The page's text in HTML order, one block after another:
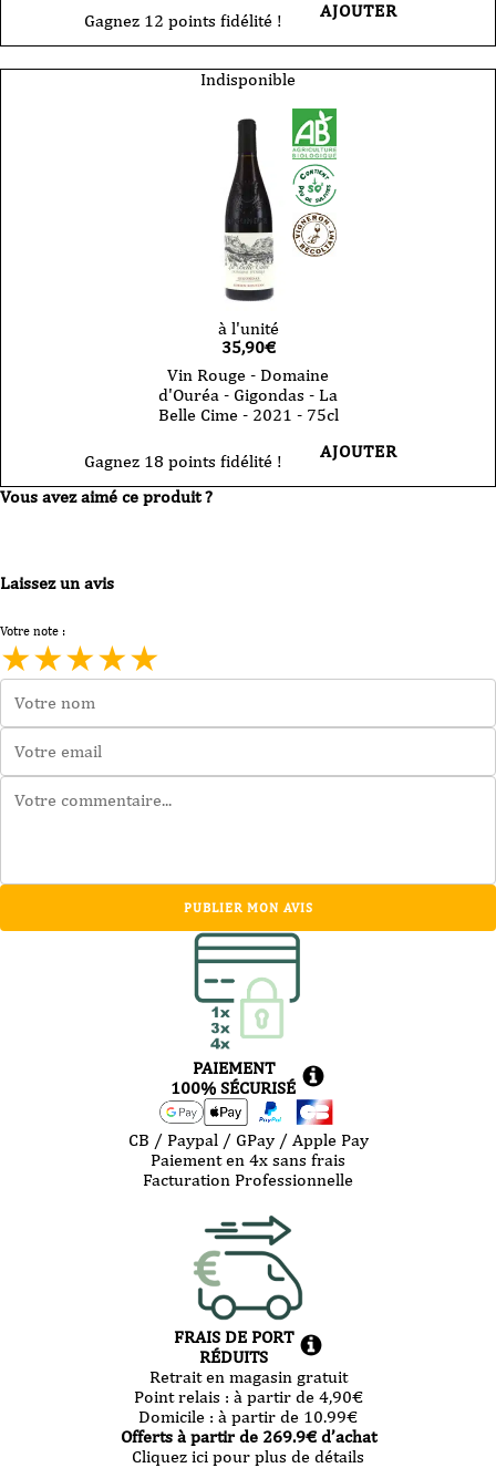
Gagnez 12 points fidélité ! AJOUTER
Indisponible
à l'unité
35,90€
Vin Rouge - Domaine
d'Ouréa - Gigondas - La
Belle Cime - 2021 - 75cl
Gagnez 18 points fidélité ! AJOUTER
Vous avez aimé ce produit ?
Laissez un avis
Votre note :
★★★★★
PUBLIER MON AVIS
PAIEMENT
100% SÉCURISÉ
CB / Paypal / GPay / Apple Pay
Paiement en 4x sans frais
Facturation Professionnelle
FRAIS DE PORT
RÉDUITS
Retrait en magasin gratuit
Point relais : à partir de 4,90€
Domicile : à partir de 10.99€
Offerts à partir de 269.9€ d’achat
Cliquez ici pour plus de détails